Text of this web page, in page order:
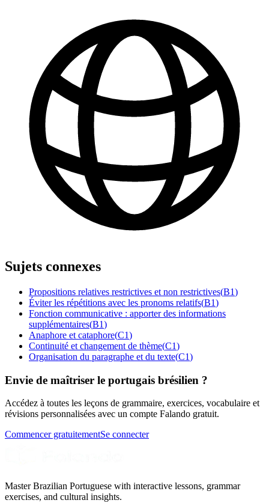
Sujets connexes
Propositions relatives restrictives et non restrictives(B1)
Éviter les répétitions avec les pronoms relatifs(B1)
Fonction communicative : apporter des informations
supplémentaires(B1)
Anaphore et cataphore(C1)
Continuité et changement de thème(C1)
Organisation du paragraphe et du texte(C1)
Envie de maîtriser le portugais brésilien ?
Accédez à toutes les leçons de grammaire, exercices, vocabulaire et
révisions personnalisées avec un compte Falando gratuit.
Commencer gratuitementSe connecter
Master Brazilian Portuguese with interactive lessons, grammar
exercises, and cultural insights.